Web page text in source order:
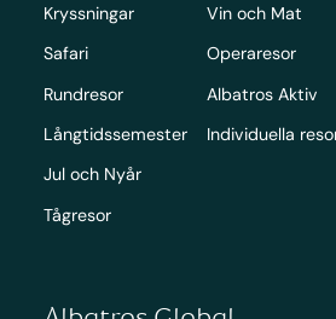
Kryssningar
Safari
Rundresor
Långtidssemester
Jul och Nyår
Tågresor
Vin och Mat
Operaresor
Albatros Aktiv
Individuella